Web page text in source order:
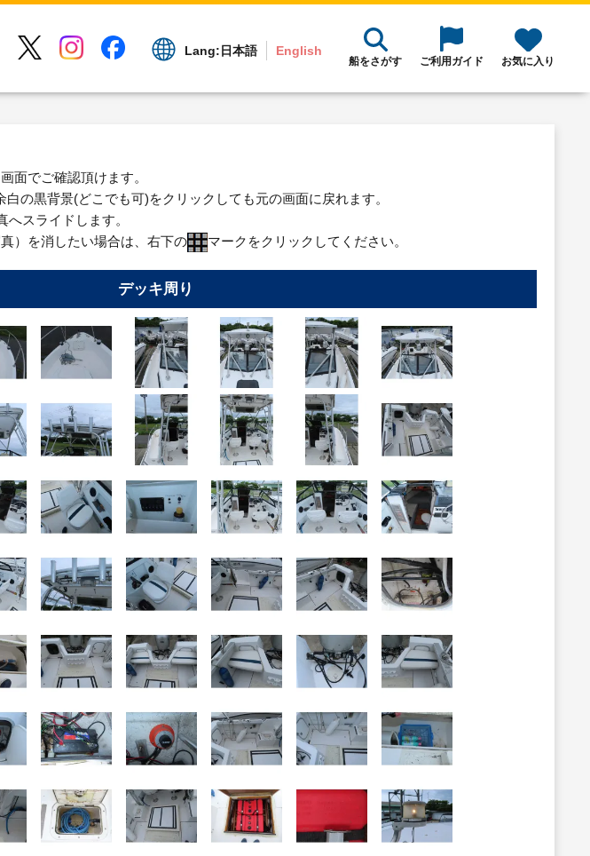
Lang: 日本語 English
船をさがす ご利用ガイド お気に入り
面でご確認頂けます。
の黒背景(どこでも可)をクリックしても元の画面に戻れます。
スライドします。
）を消したい場合は、右下の
マークをクリックしてください。
デッキ周り